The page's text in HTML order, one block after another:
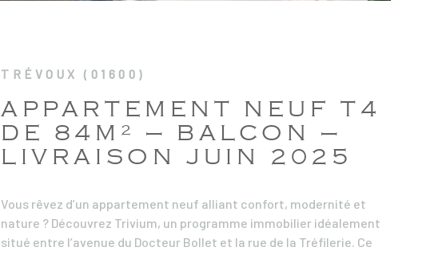
TRÉVOUX (01600)
APPARTEMENT NEUF T4
DE 84M² – BALCON –
LIVRAISON JUIN 2025
Vous rêvez d’un appartement neuf alliant confort, modernité et
nature ? Découvrez Trivium, un programme immobilier idéalement
situé entre l’avenue du Docteur Bollet et la rue de la Tréfilerie. Ce